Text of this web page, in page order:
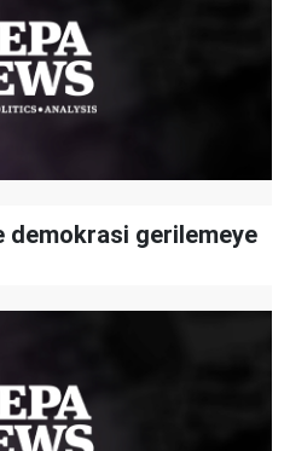
demokrasi gerilemeye